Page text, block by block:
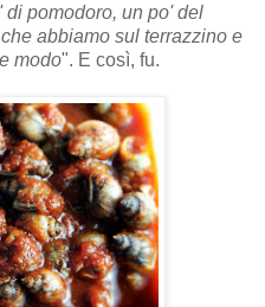
pomodoro, un po' del
abbiamo sul terrazzino e
modo". E così, fu.